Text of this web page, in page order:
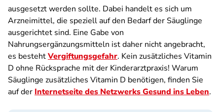
ausgesetzt werden sollte. Dabei handelt es sich um
Arzneimittel, die speziell auf den Bedarf der Säuglinge
ausgerichtet sind. Eine Gabe von
Nahrungsergänzungsmitteln ist daher nicht angebracht,
es bestehtVergiftungsgefahr. Kein zusätzliches Vitamin
D ohne Rücksprache mit der Kinderarztpraxis! Warum
Säuglinge zusätzliches Vitamin D benötigen, finden Sie
auf der Internetseite des Netzwerks Gesund ins Leben.